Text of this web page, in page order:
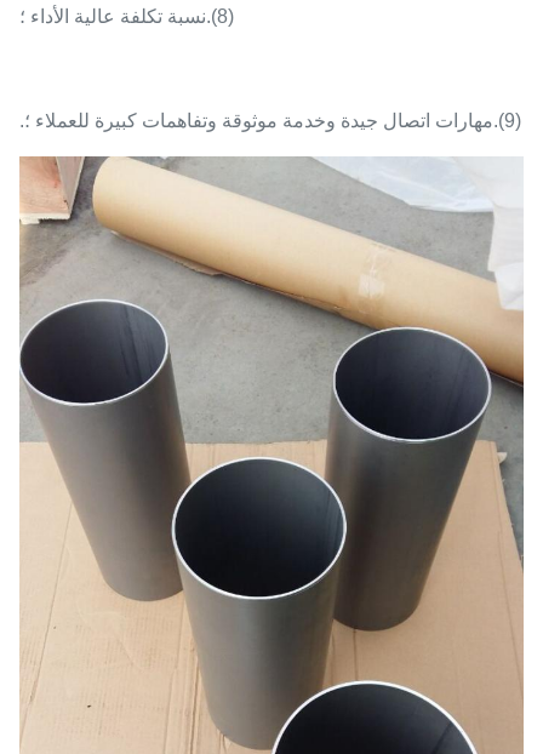
(8).نسبة تكلفة عالية الأداء ؛
(9).مهارات اتصال جيدة وخدمة موثوقة وتفاهمات كبيرة للعملاء ؛.